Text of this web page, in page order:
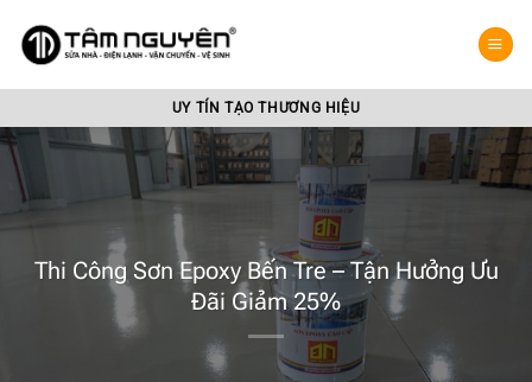
qua
dung
UY TÍN TẠO THƯƠNG HIỆU
Thi Công Sơn Epoxy Bến Tre – Tận Hưởng Ưu
Đãi Giảm 25%